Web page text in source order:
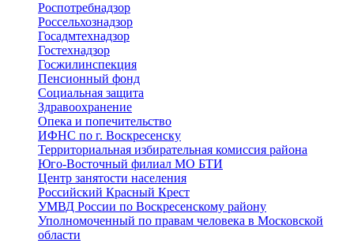
Роспотребнадзор
Россельхознадзор
Госадмтехнадзор
Гостехнадзор
Госжилинспекция
Пенсионный фонд
Социальная защита
Здравоохранение
Опека и попечительство
ИФНС по г. Воскресенску
Территориальная избирательная комиссия района
Юго-Восточный филиал МО БТИ
Центр занятости населения
Российский Красный Крест
УМВД России по Воскресенскому району
Уполномоченный по правам человека в Московской
области